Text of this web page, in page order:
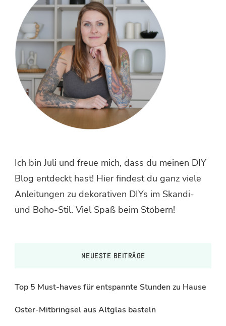
Ich bin Juli und freue mich, dass du meinen DIY
Blog entdeckt hast! Hier findest du ganz viele
Anleitungen zu dekorativen DIYs im Skandi-
und Boho-Stil. Viel Spaß beim Stöbern!
NEUESTE BEITRÄGE
Top 5 Must-haves für entspannte Stunden zu Hause
Oster-Mitbringsel aus Altglas basteln